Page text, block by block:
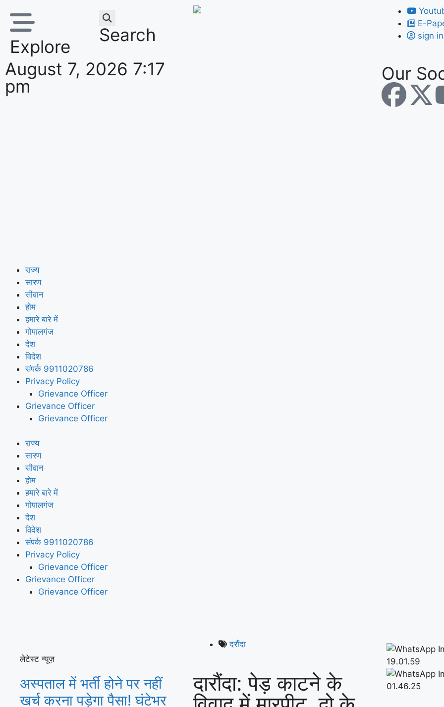
Explore
Search
August 7, 2026 7:17
pm
E-
sign in
Our
राज्य
सारण
सीवान
होम
हमारे बारे में
गोपालगंज
देश
विदेश
संपर्क 9911020786
Privacy Policy
Grievance Officer
Grievance Officer
Grievance Officer
राज्य
सारण
सीवान
होम
हमारे बारे में
गोपालगंज
देश
विदेश
संपर्क 9911020786
Privacy Policy
Grievance Officer
Grievance Officer
Grievance Officer
लेटेस्ट न्यूज़
अस्‍पताल में भर्ती होने पर नहीं
खर्च करना पड़ेगा पैसा! घंटेभर
दरौंदा
दारौंदा: पेड़ काटने के